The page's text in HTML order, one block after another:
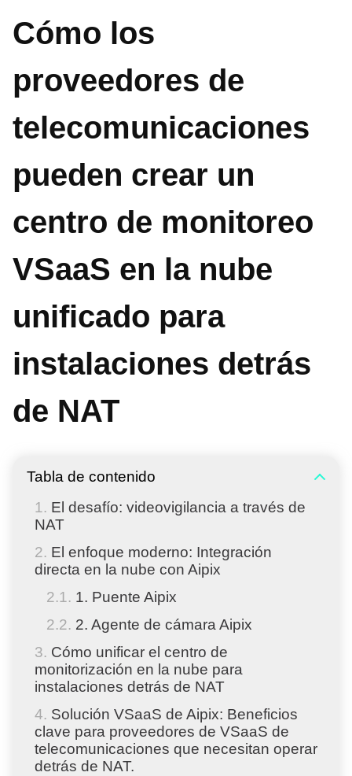
Cómo los
proveedores de
telecomunicaciones
pueden crear un
centro de monitoreo
VSaaS en la nube
unificado para
instalaciones detrás
de NAT
Tabla de contenido
El desafío: videovigilancia a través de
NAT
El enfoque moderno: Integración
directa en la nube con Aipix
1. Puente Aipix
2. Agente de cámara Aipix
Cómo unificar el centro de
monitorización en la nube para
instalaciones detrás de NAT
Solución VSaaS de Aipix: Beneficios
clave para proveedores de VSaaS de
telecomunicaciones que necesitan operar
detrás de NAT.